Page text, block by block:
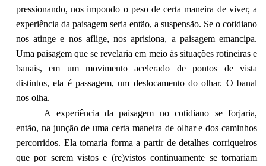
pressionando, nos impondo o peso de certa maneira de viver, a
experiência da paisagem seria então, a suspensão. Se o cotidiano
nos atinge e nos aflige, nos aprisiona, a paisagem emancipa.
Uma paisagem que se revelaria em meio às situações rotineiras e
banais, em um movimento acelerado de pontos de vista
distintos, ela é passagem, um deslocamento do olhar. O banal
nos olha.
A experiência da paisagem no cotidiano se forjaria,
então, na junção de uma certa maneira de olhar e dos caminhos
percorridos. Ela tomaria forma a partir de detalhes corriqueiros
que por serem vistos e (re)vistos continuamente se tornariam